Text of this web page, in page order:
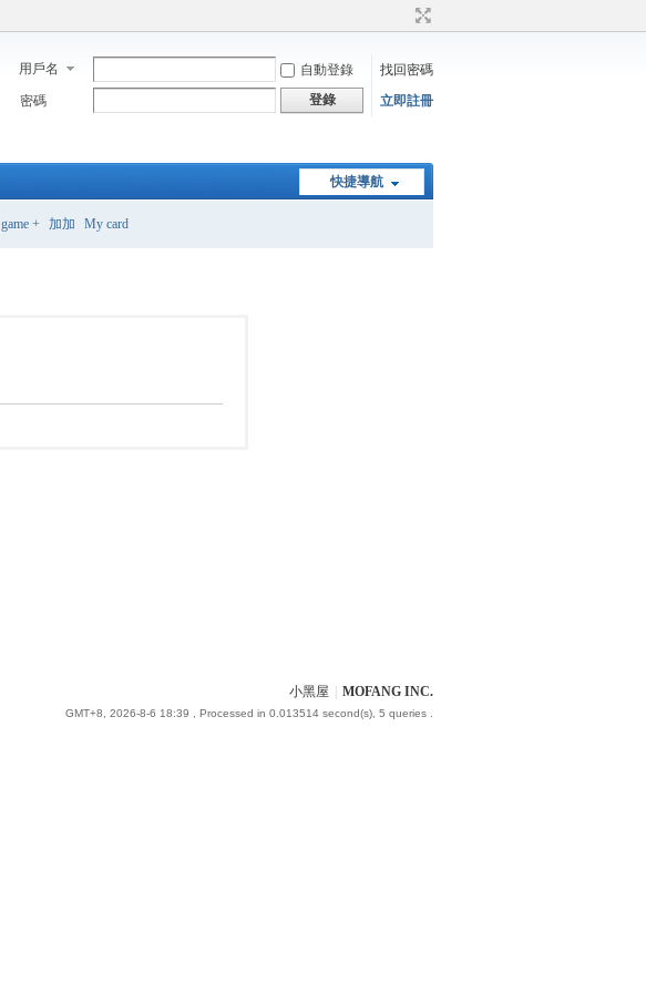
用戶名 自動登錄
找回密碼
密碼
登錄 立即註冊
快捷導航
game + 加加 My card
小黑屋 MOFANG INC.
GMT+8, 2026-8-6 18:39 , Processed in 0.013514 second(s), 5 queries .